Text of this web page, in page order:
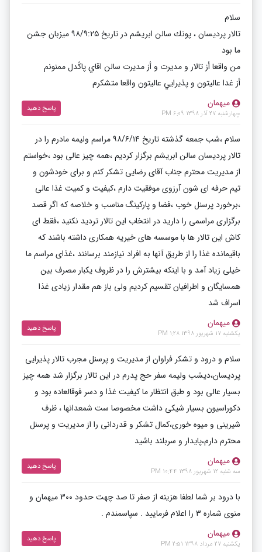
سلام
تالار پرديسان ، پونك سالن ابريشم در تاريخ ٩٨/٩:٢٥ ميزبان جشن
ما بود
من واقعا أز تالار و مديرت و أز مديرت سالن اقاي پاكًدل ممنونم
أز غدا عاليتون و پذيرايي عاليتون واقعا متشكرم
میهمان
چهارشنبه 27 آذر 1398 6:09 PM
پاسخ دهید
سلام ،شب جمعه گذشته تاریخ ۹۸/۶/۱۴ مراسم ولیمه مادرم را در
تالار پردیسان سالن ابریشم برگزار کردیم ،همه چیز عالی بود ،خواستم
از مدیریت محترم جناب آقای رضایی تشکر کنم و برای خودشون و
تیم حرفه ای شون آرزوی موفقیت دارم ،کیفیت و کمیت غذا عالی
،برخورد پرسنل خوب ،فضا و پارکینگ مناسب و خلاصه که اگر قصد
برگزاری مراسمی را دارید در انتخاب این تالار تردید نکنید ،فقط ای
کاش این تالار ها با موسسه های خیریه همکاری داشته باشند که
باقیمانده غذا را از طریق آنها به افراد نیازمند برسانند ،غذای مراسم ما
خیلی زیاد آمد و با اینکه بیشترش را در ظروف یکبار مصرف بین
همسایگان و اطرافیان تقسیم کردیم ولی باز هم مقدار زیادی غذا
اسراف شد
میهمان
یکشنبه 17 شهریور 1398 1:28 PM
پاسخ دهید
سلام و درود و تشکر فراوان از مدیریت و پرسنل مجرب تالار پذیرایی
پردیسان،دیشب ولیمه سفر حج پدرم در این تالار برگزار شد همه چیز
بسیار عالی بود و طبق انتظار ما کیفیت غذا و دسر فوقالعاده بود و
دکوراسیون بسیار شیکی داشت مخصوصا ست شمعدانها ، ظرف
شیرینی و میوه خوری،کمال تشکر و قدردانی را از مدیریت و پرسنل
محترم دارم،پایدار و سربلند باشید
میهمان
سه شنبه 12 شهریور 1398 10:44 PM
پاسخ دهید
با درود بر شما لطفا هزینه از صفر تا صد چهت حدود 300 میهمان و
منوی شماره 3 را اعلام فرمایید . سپاسمندم .
میهمان
یکشنبه 27 مرداد 1398 2:51 PM
پاسخ دهید